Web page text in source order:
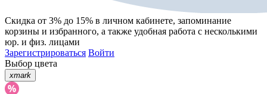
Скидка от 3% до 15% в личном кабинете, запоминание
корзины и избранного, а также удобная работа с несколькими
юр. и физ. лицами
Зарегистрироваться Войти
Выбор цвета
xmark